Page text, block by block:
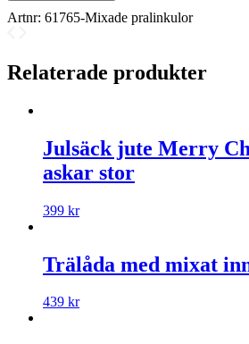
Artnr: 61765-Mixade pralinkulor
Relaterade produkter
Julsäck jute Merry
askar stor
399 kr
Trälåda med mixat
439 kr